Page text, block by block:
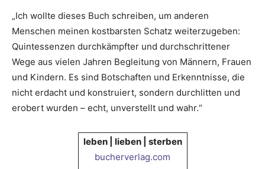
„Ich wollte dieses Buch schreiben, um anderen
Menschen meinen kostbarsten Schatz weiterzugeben:
Quintessenzen durchkämpfter und durchschrittener
Wege aus vielen Jahren Begleitung von Männern, Frauen
und Kindern. Es sind Botschaften und Erkenntnisse, die
nicht erdacht und konstruiert, sondern durchlitten und
erobert wurden – echt, unverstellt und wahr.“
leben | lieben | sterben
bucherverlag.com